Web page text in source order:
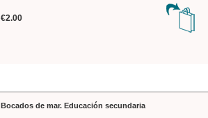
€2.00
Bocados de mar. Educación secundaria